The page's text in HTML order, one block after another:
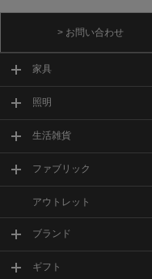
> お問い合わせ
家具
照明
生活雑貨
ファブリック
アウトレット
ブランド
ギフト